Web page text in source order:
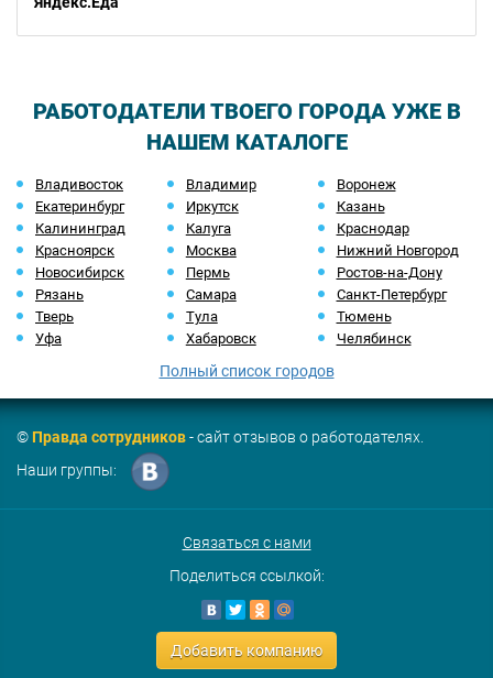
РАБОТОДАТЕЛИ ТВОЕГО ГОРОДА УЖЕ В
НАШЕМ КАТАЛОГЕ
Владивосток Владимир
Воронеж
Екатеринбург
Иркутск
Казань
Калининград
Калуга
Краснодар
Красноярск
Москва
Нижний Новгород
Новосибирск
Пермь
Ростов-на-Дону
Рязань
Самара
Санкт-Петербург
Тверь
Тула
Тюмень
Уфа
Хабаровск Челябинск
Полный список городов
©Правда сотрудников- сайт отзывов о работодателях.
Наши группы:
Связаться с нами
Поделиться ссылкой:
Добавить компанию